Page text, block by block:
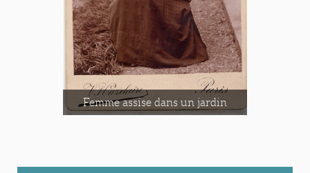
Femme assise dans un jardin